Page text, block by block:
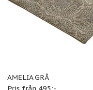
AMELIA GRÅ